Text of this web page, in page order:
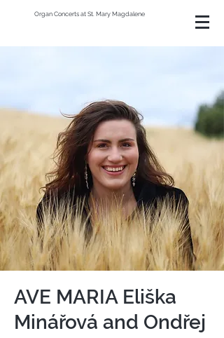
Organ Concerts at St. Mary Magdalene
AVE MARIA Eliška
Minářová and Ondřej